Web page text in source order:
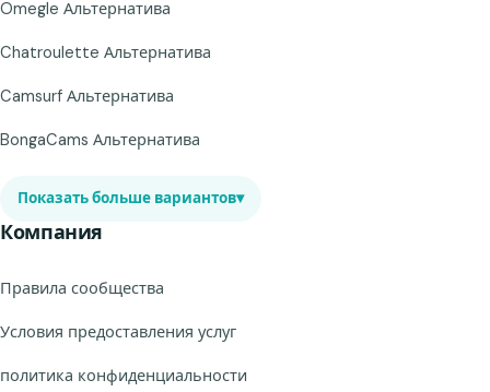
Omegle Альтернатива
Chatroulette Альтернатива
Camsurf Альтернатива
BongaCams Альтернатива
Показать больше вариантов▾
Компания
Правила сообщества
Условия предоставления услуг
политика конфиденциальности